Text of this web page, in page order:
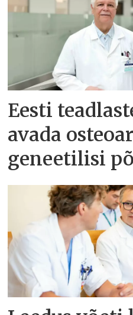
Eesti
avada
geneetilisi